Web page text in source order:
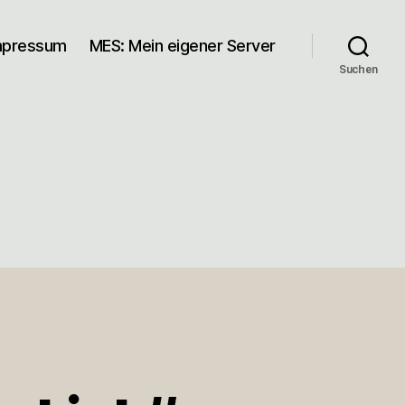
MES: Mein eigener Server
Suchen